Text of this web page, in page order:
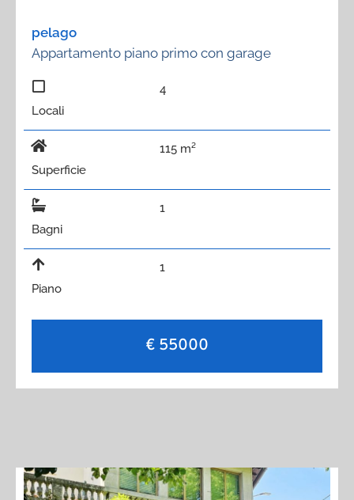
pelago
Appartamento piano primo con garage
Locali
4
Superficie
115 m²
Bagni
1
Piano
1
€ 55000